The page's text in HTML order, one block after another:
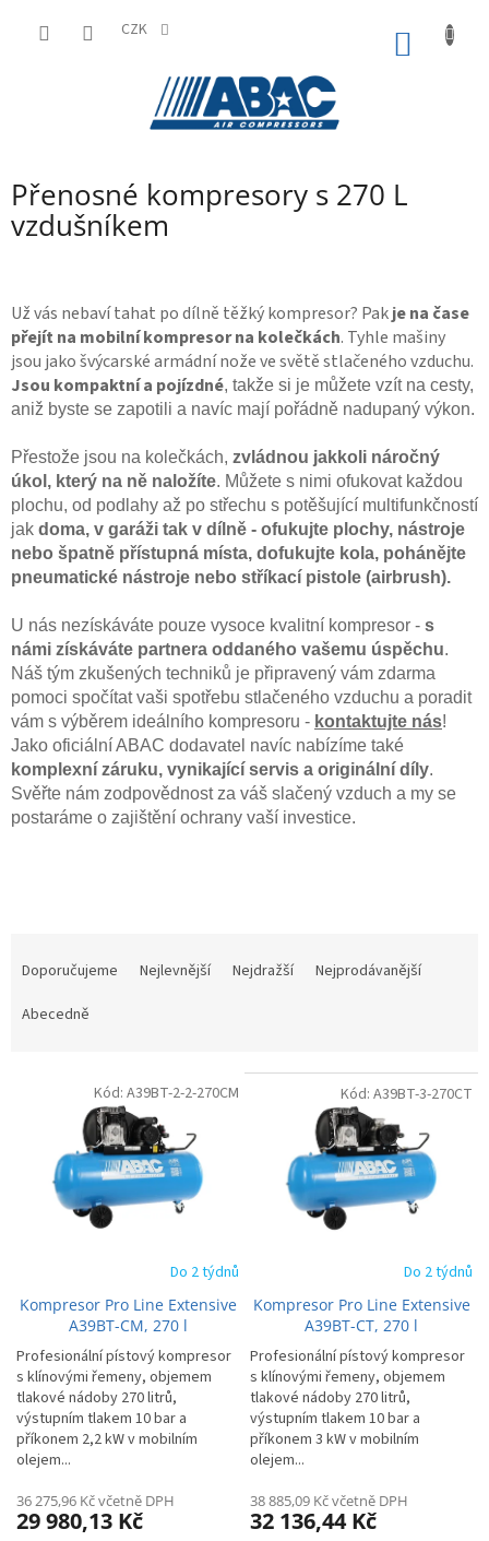
CZK
Přenosné kompresory s 270 L
vzdušníkem
Už vás nebaví tahat po dílně těžký kompresor? Pakje na čase
přejít na mobilní kompresor na kolečkách. Tyhle mašiny
jsou jako švýcarské armádní nože ve světě stlačeného vzduchu.
Jsou kompaktní a pojízdné, takže si je můžete vzít na cesty,
aniž byste se zapotili a navíc mají pořádně nadupaný výkon.
Přestože jsou na kolečkách, zvládnou jakkoli náročný
úkol, který na ně naložíte. Můžete s nimi ofukovat každou
plochu, od podlahy až po střechu s potěšující multifunkčností
jak doma, v garáži tak v dílně - ofukujte plochy, nástroje
nebo špatně přístupná místa, dofukujte kola, pohánějte
pneumatické nástroje nebo stříkací pistole (airbrush).
U nás nezískáváte pouze vysoce kvalitní kompresor - s
námi získáváte partnera oddaného vašemu úspěchu.
Náš tým zkušených techniků je připravený vám zdarma
pomoci spočítat vaši spotřebu stlačeného vzduchu a poradit
vám s výběrem ideálního kompresoru - kontaktujte nás!
Jako oficiální ABAC dodavatel navíc nabízíme také
komplexní záruku, vynikající servis a originální díly.
Svěřte nám zodpovědnost za váš slačený vzduch a my se
postaráme o zajištění ochrany vaší investice.
Doporučujeme Nejlevnější Nejdražší
Nejprodávanější
Abecedně
u
t
ů
Do 2 týdnů
Kompresor Pro Line Extensive
A39BT-CM, 270 l
Profesionální pístový kompresor
s klínovými řemeny, objemem
tlakové nádoby 270 litrů,
výstupním tlakem 10 bar a
příkonem 2,2 kW v mobilním
olejem...
36 275,96 Kč včetně DPH
29 980,13 Kč
Kód: A39BT-2-2-270CM
Do 2 týdnů
Kompresor Pro Line Extensive
A39BT-CT, 270 l
Profesionální pístový kompresor
s klínovými řemeny, objemem
tlakové nádoby 270 litrů,
výstupním tlakem 10 bar a
příkonem 3 kW v mobilním
olejem...
38 885,09 Kč včetně DPH
32 136,44 Kč
Kód: A39BT-3-270CT